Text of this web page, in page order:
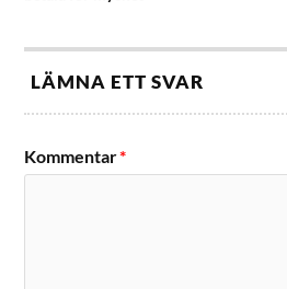
LÄMNA ETT SVAR
Kommentar*